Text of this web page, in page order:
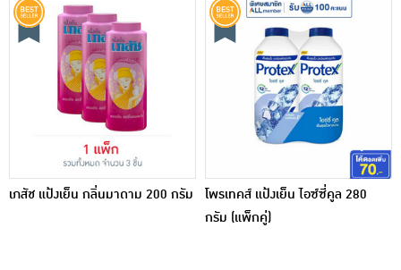
เภสัช แป้งเย็น กลิ่นมาดาม 200 กรัม
โพรเทคส์ แป้งเย็น ไอซ์ซี่คูล 280
กรัม (แพ็กคู่)